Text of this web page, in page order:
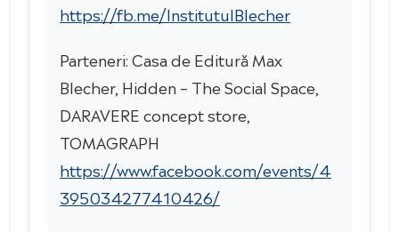
https://fb.me/InstitutulBlecher
Parteneri: Casa de Editură Max
Blecher, Hidden – The Social Space,
DARAVERE concept store,
TOMAGRAPH
https://www.facebook.com/events/4
395034277410426/